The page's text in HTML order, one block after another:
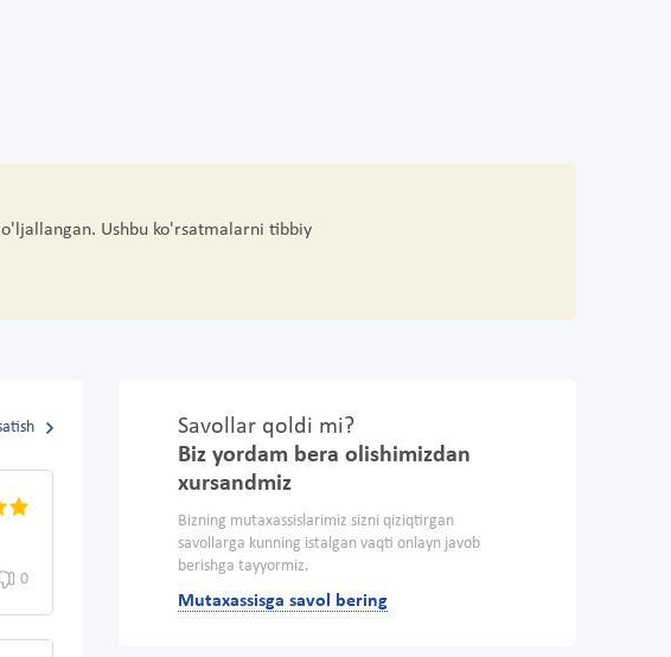
Ushbu ko'rsatmalarni tibbiy
0
Savollar qoldi mi?
Biz yordam bera olishimizdan
xursandmiz
Bizning mutaxassislarimiz sizni qiziqtirgan
savollarga kunning istalgan vaqti onlayn javob
berishga tayyormiz.
Mutaxassisga savol bering